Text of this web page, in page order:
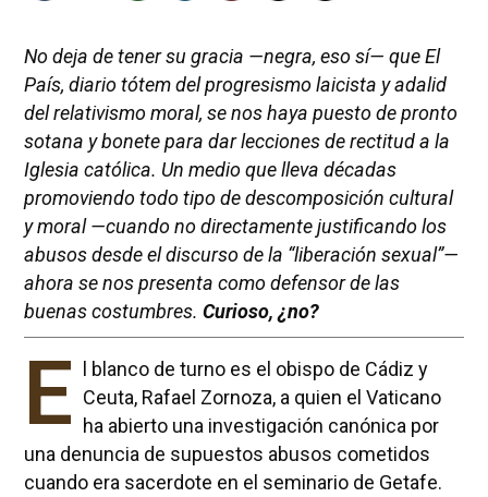
No deja de tener su gracia —negra, eso sí— queEl
País, diario tótem del progresismo laicista y adalid
del relativismo moral, se nos haya puesto de pronto
sotana y bonete para dar lecciones de rectitud a la
Iglesia católica. Un medio que lleva décadas
promoviendo todo tipo de descomposición cultural
y moral —cuando no directamente justificando los
abusos desde el discurso de la “liberación sexual”—
ahora se nos presenta como defensor de las
buenas costumbres. Curioso, ¿no?
E l blanco de turno es el obispo de Cádiz y
Ceuta, Rafael Zornoza, a quien el Vaticano
ha abierto una investigación canónica por
una denuncia de supuestos abusos cometidos
cuando era sacerdote en el seminario de Getafe.